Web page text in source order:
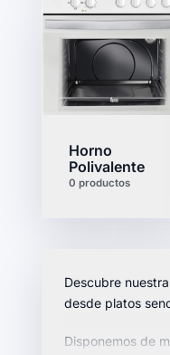
Horno
Polivalente
0 productos
Descubre
desde platos
Disponemos de